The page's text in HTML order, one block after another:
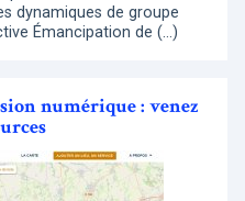
dynamiques de groupe
Émancipation de (…)
numérique : venez